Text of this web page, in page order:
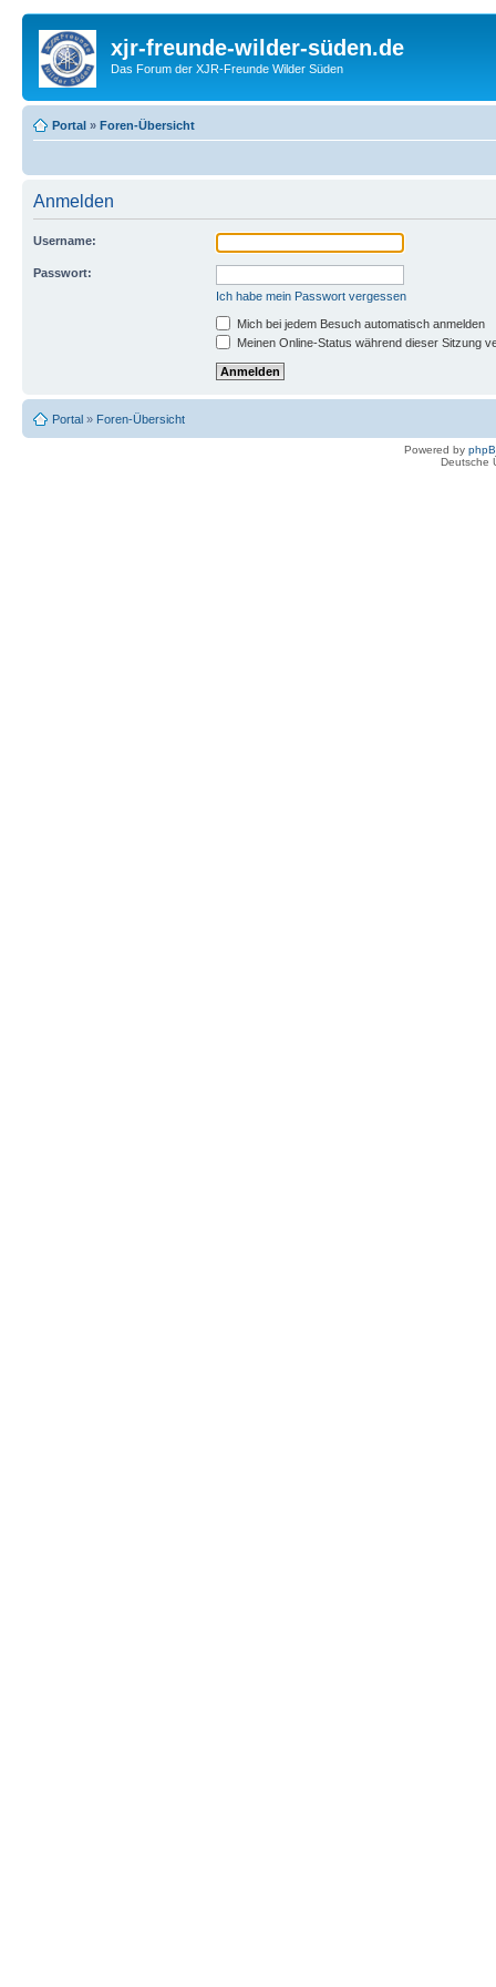
xjr-freunde-wilder-süden.de
Das Forum der XJR-Freunde Wilder Süden
Portal » Foren-Übersicht
Anmelden
Username:
Passwort:
Ich habe mein Passwort vergessen
Mich bei jedem Besuch automatisch anmelden
Meinen Online-Status während dieser Sitzung
Portal » Foren-Übersicht
Powered by
Deutsche